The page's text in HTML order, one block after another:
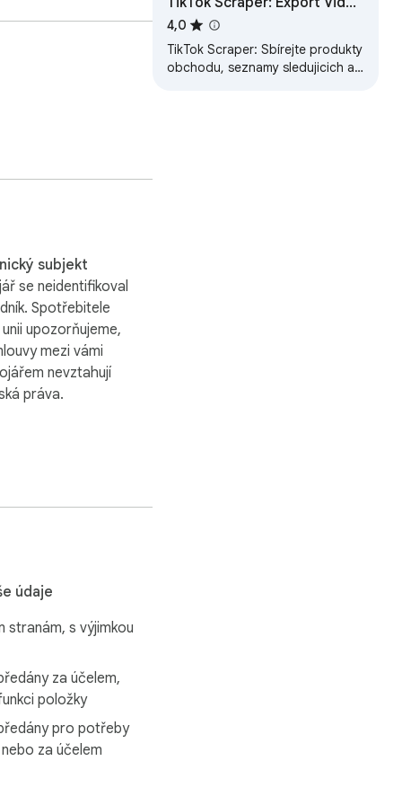
Date, All Images,
Seller Verified, Seller
URL.
Website, URL.
Website, URL.
or review rating.
researchers
analysis.
subjekt
se neidentifikoval
Spotřebitele
upozorňujeme,
mezi vámi
nevztahují
práva.
údaje
stranám, s výjimkou
za účelem,
položky
pro potřeby
za účelem
Komentaru, Profilu a Vice
4,0
TikTok Scraper: Sbírejte produkty
obchodu, seznamy sledujicich a